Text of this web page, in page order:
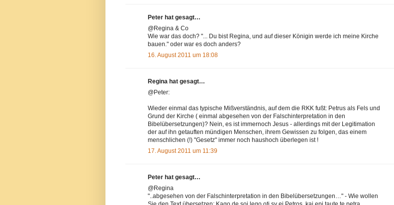
Peter hat gesagt…
@Regina & Co
Wie war das doch? "... Du bist Regina, und auf dieser Königin werde ich meine Kirche
bauen." oder war es doch anders?
16. August 2011 um 18:08
Regina hat gesagt…
@Peter:
Wieder einmal das typische Mißverständnis, auf dem die RKK fußt: Petrus als Fels und
Grund der Kirche ( einmal abgesehen von der Falschinterpretation in den
Bibelübersetzungen)? Nein, es ist immernoch Jesus - allerdings mit der Legitimation
der auf ihn getauften mündigen Menschen, ihrem Gewissen zu folgen, das einem
menschlichen (!) "Gesetz" immer noch haushoch überlegen ist !
17. August 2011 um 11:39
Peter hat gesagt…
@Regina
"..abgesehen von der Falschinterpretation in den Bibelübersetzungen…" - Wie wollen